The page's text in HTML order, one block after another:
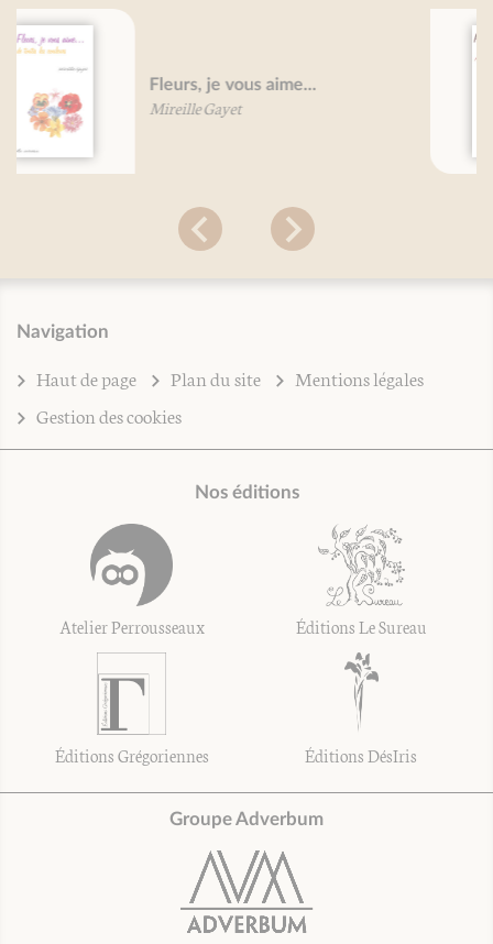
Pommes de terre, je vous aime ...
Daniel Pierre
Navigation
Haut de page Plan du site
Mentions légales
Gestion des cookies
Nos éditions
Atelier Perrousseaux Éditions Le Sureau
Éditions Grégoriennes Éditions DésIris
Groupe Adverbum